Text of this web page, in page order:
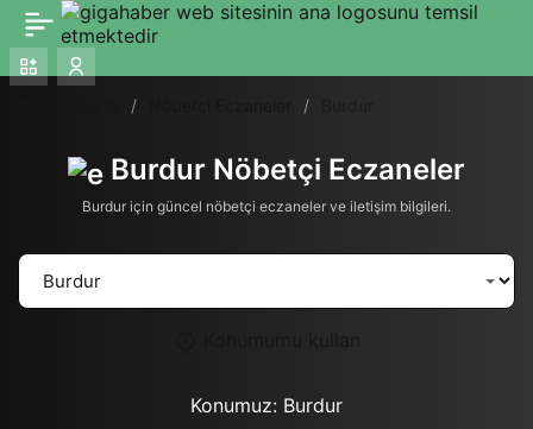
Burdur Nöbetçi Eczaneler
Burdur için güncel nöbetçi eczaneler ve iletişim bilgileri.
Konumuz: Burdur